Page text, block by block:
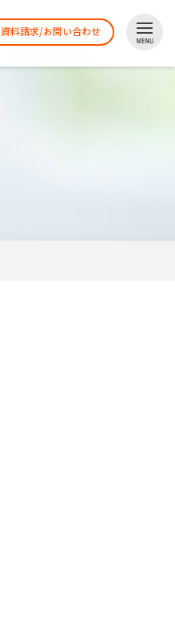
資料請求/お問い合わせ